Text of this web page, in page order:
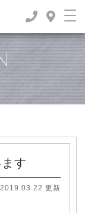
す
2019.03.22 更新